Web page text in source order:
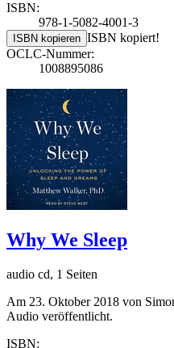
ISBN:
978-1-5082-4001-3
ISBN kopieren ISBN kopiert!
OCLC-Nummer:
1008895086
Why We Sleep
audio cd, 1 Seiten
Am 23. Oktober 2018 von
Audio veröffentlicht.
ISBN: